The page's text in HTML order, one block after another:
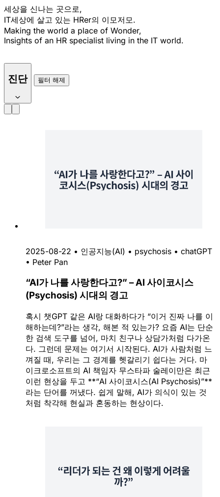
세상을 신나는 곳으로,
IT세상에 살고 있는 HRer의 이모저모.
Making the world a place of Wonder,
Insights of an HR specialist living in the IT world.
진단 필터 해제
2025-08-22 • 인공지능(AI) • psychosis • chatGPT
• Peter Pan
“AI가 나를 사랑한다고?” – AI 사이코시스
(Psychosis) 시대의 경고
혹시 챗GPT 같은 AI랑 대화하다가 “이거 진짜 나를 이
해하는데?”라는 생각, 해본 적 있는가? 요즘 AI는 단순
한 검색 도구를 넘어, 마치 친구나 상담가처럼 다가온
다. 그런데 문제는 여기서 시작된다. AI가 사람처럼 느
껴질 때, 우리는 그 경계를 헷갈리기 쉽다는 거다. 마
이크로소프트의 AI 책임자 무스타파 술레이만은 최근
이런 현상을 두고 **“AI 사이코시스(AI Psychosis)”**
라는 단어를 꺼냈다. 쉽게 말해, AI가 의식이 있는 것
처럼 착각해 현실과 혼동하는 현상이다.